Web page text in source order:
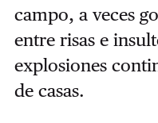
campo, a veces
entre risas e
explosiones
de casas.